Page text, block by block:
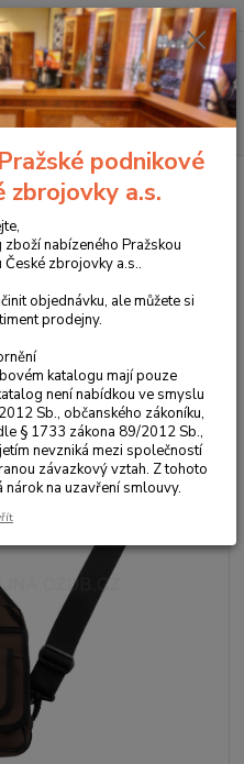
Menu
Hledat
Látková pouzdra
zbraně DASTA model 882
zbraně
podnikové
zbrojovky a.s.
nabízeného Pražskou
zbrojovky a.s..
objednávku, ale můžete si
prodejny.
katalogu mají pouze
není nabídkou ve smyslu
Sb., občanského zákoníku,
§ 1733 zákona 89/2012 Sb.,
nevzniká mezi společností
závazkový vztah. Z tohoto
na uzavření smlouvy.